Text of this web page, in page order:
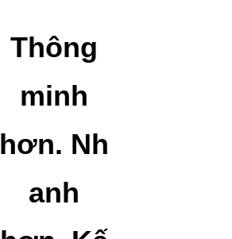
Thông
minh
hơn. Nh
anh